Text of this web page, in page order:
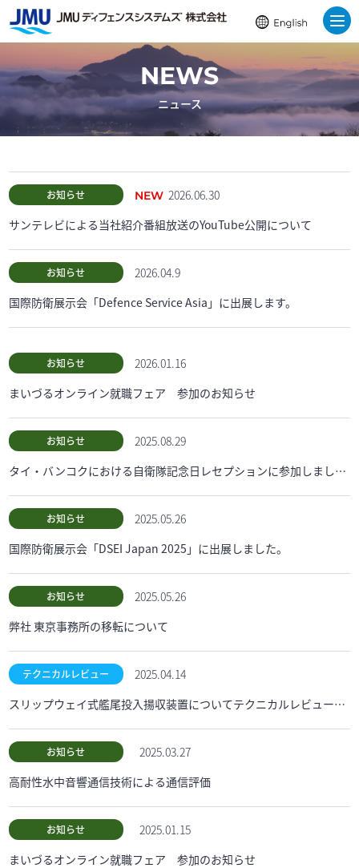
NEWS
ニュース
お知らせ NEW 2026.06.30
サンテレビによる当社紹介番組放送のYouTube公開について
お知らせ
2026.04.9
国際防衛展示会「Defence Service Asia」に出展します。
お知らせ
2026.01.16
まいづるオンライン就職フェア 参加のお知らせ
お知らせ
2025.08.29
タイ・バンコクにおける自衛隊記念日レセプションに参加しました。
お知らせ
2025.05.26
国際防衛展示会「DSEI Japan 2025」に出展しました。
お知らせ
2025.05.26
弊社 東京事務所の移転について
テクニカルレビュー
2025.04.14
スリップウェイ式艦尾投入揚収装置についてテクニカルレビューを追加しました。
お知らせ
2025.03.27
高耐性水中音響通信技術による通信評価
お知らせ
2025.01.15
まいづるオンライン就職フェア 参加のお知らせ